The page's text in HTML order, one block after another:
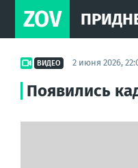
ZOV
ВИДЕО 2 июня 2026,
Появились